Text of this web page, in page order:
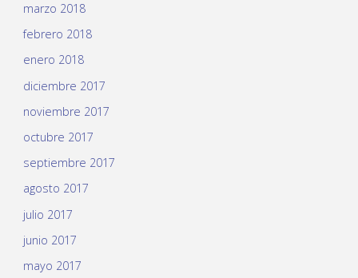
marzo 2018
febrero 2018
enero 2018
diciembre 2017
noviembre 2017
octubre 2017
septiembre 2017
agosto 2017
julio 2017
junio 2017
mayo 2017